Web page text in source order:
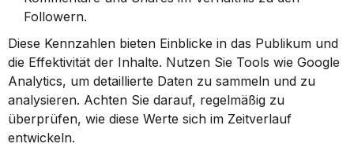
Followern.
Diese Kennzahlen bieten Einblicke in das Publikum und
die Effektivität der Inhalte. Nutzen Sie Tools wie Google
Analytics, um detaillierte Daten zu sammeln und zu
analysieren. Achten Sie darauf, regelmäßig zu
überprüfen, wie diese Werte sich im Zeitverlauf
entwickeln.